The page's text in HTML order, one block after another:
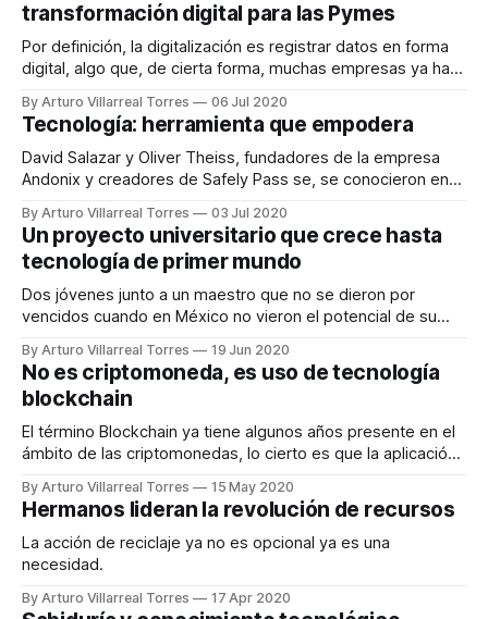
transformación digital para las Pymes
Por definición, la digitalización es registrar datos en forma
digital, algo que, de cierta forma, muchas empresas ya han
hablar de transformación digital involucra el ADN de una
empresa y sus procesos. Por ello, la transición para muchas
empresas ha implicado un
By Arturo Villarreal Torres 06 Jul 2020
Tecnología: herramienta que empodera
David Salazar y Oliver Theiss, fundadores de la empresa
Andonix y creadores de Safely Pass se, se conocieron en
Industriales. Ambos inmersos en el sector automovilístico,
uno en el área operativa y otro en el área comercial deciden
emprender ofreciendo herramientas tecnológicas
By Arturo Villarreal Torres 03 Jul 2020
Un proyecto universitario que crece hasta
tecnología de primer mundo
Dos jóvenes junto a un maestro que no se dieron por
vencidos cuando en México no vieron el potencial de su
By Arturo Villarreal Torres 19 Jun 2020
No es criptomoneda, es uso de tecnología
blockchain
El término Blockchain ya tiene algunos años presente en el
ámbito de las criptomonedas, lo cierto es que la aplicación
By Arturo Villarreal Torres 15 May 2020
Hermanos lideran la revolución de recursos
La acción de reciclaje ya no es opcional ya es una
necesidad.
By Arturo Villarreal Torres 17 Apr 2020